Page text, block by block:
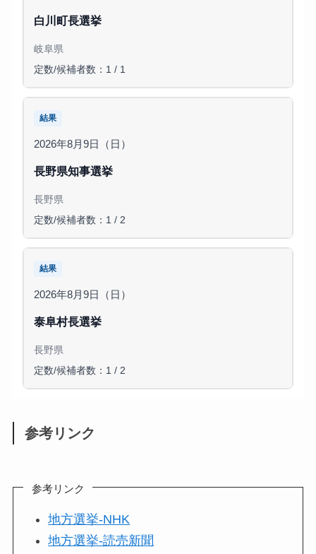
白川町長選挙
岐阜県
定数/候補者数：1 / 1
結果
2026年8月9日（日）
長野県知事選挙
長野県
定数/候補者数：1 / 2
結果
2026年8月9日（日）
泰阜村長選挙
長野県
定数/候補者数：1 / 2
参考リンク
参考リンク
地方選挙-NHK
地方選挙-読売新聞